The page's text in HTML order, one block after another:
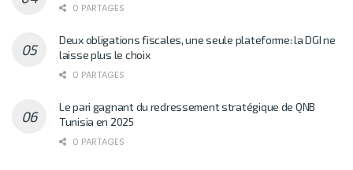
0 PARTAGES
Deux obligations fiscales, une seule plateforme: la DGI ne
laisse plus le choix
0 PARTAGES
Le pari gagnant du redressement stratégique de QNB
Tunisia en 2025
0 PARTAGES